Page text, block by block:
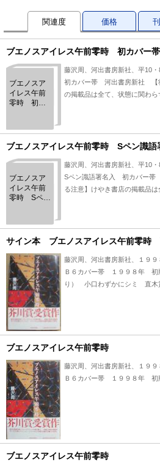
関連度 価格
ブエノスアイレス午前零時 初カバー帯
ブエノスア
イレス午前
零時 初カ
藤沢周、河出書房新社、平10
初カバー帯 河出書房新社 【
の掲載品は全て、状態に関わ
ています。「日本の古本屋」
なりましたが、当店の扱う商
いう表現は考慮にいれないで
は特に問題なく良好とお考え下
ブエノスアイレス午前零時 Sペン識
ブエノスア
イレス午前
零時 Sペン
ー帯
藤沢周、河出書房新社、平10
Sペン識語署名入 初カバー
る注意】けやき書店の掲載品
（並）」と表示されています
「状態」表記が必須となりま
欄の「中古品（並）」という表
い。状態表記の無いものは特に
い。:
サイン本 ブエノスアイレス午前零時
藤沢周、河出書房新社、１９
Ｂ６カバー帯 １９９８年 初
り） 小口わずかにシミ 直木
ブエノスアイレス午前零時
藤沢周、河出書房新社、１９
Ｂ６カバー帯 １９９８年
ブエノスアイレス午前零時